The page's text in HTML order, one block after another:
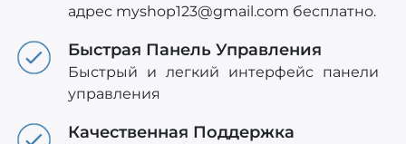
адрес myshop123@gmail.com бесплатно.
Быстрая Панель Управления
Быстрый и легкий интерфейс панели
управления
Качественная Поддержка